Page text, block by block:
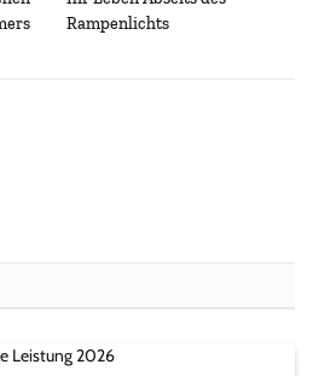
Rampenlichts